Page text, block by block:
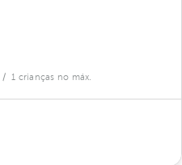
/ 1 crianças no máx.